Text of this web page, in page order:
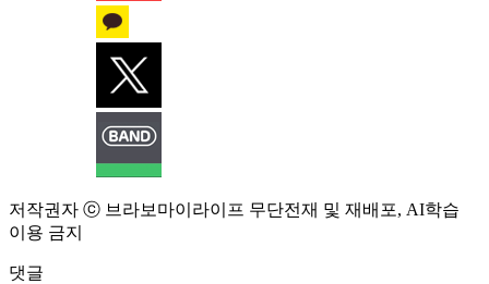
저작권자 ⓒ 브라보마이라이프 무단전재 및 재배포, AI학습
이용 금지
댓글